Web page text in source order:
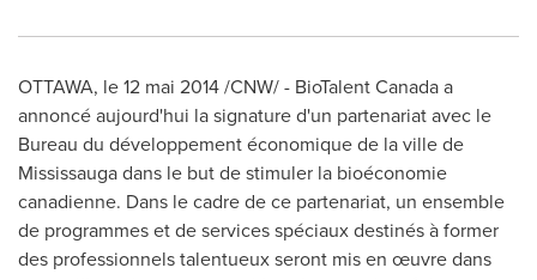
OTTAWA, le 12 mai 2014 /CNW/ - BioTalent Canada a
annoncé aujourd'hui la signature d'un partenariat avec le
Bureau du développement économique de la ville de
Mississaugadans le but de stimuler la bioéconomie
canadienne. Dans le cadre de ce partenariat, un ensemble
de programmes et de services spéciaux destinés à former
des professionnels talentueux seront mis en œuvre dans